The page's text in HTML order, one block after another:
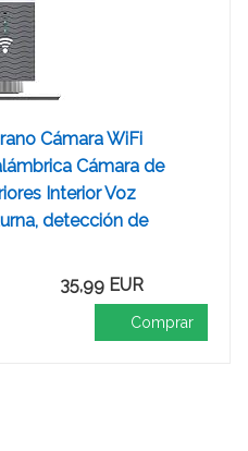
Cámara WiFi
Cámara de
Interior Voz
detección de
35,99 EUR
Comprar